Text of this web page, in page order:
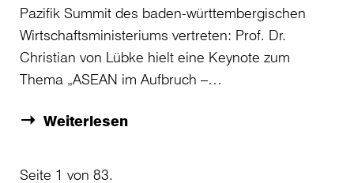
Pazifik Summit des baden-württembergischen
Wirtschaftsministeriums vertreten: Prof. Dr.
Christian von Lübke hielt eine Keynote zum
Thema „ASEAN im Aufbruch –…
Weiterlesen
Seite 1 von 83.